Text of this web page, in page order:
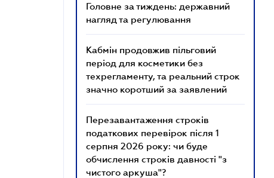
Головне за тиждень: державний
нагляд та регулювання
Кабмін продовжив пільговий
період для косметики без
техрегламенту, та реальний строк
значно коротший за заявлений
Перезавантаження строків
податкових перевірок після 1
серпня 2026 року: чи буде
обчислення строків давності "з
чистого аркуша"?